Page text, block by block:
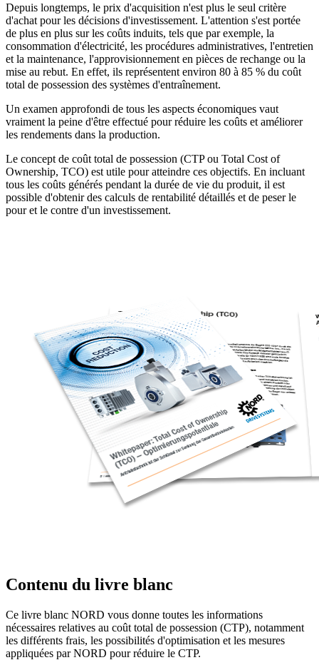
Depuis longtemps, le prix d'acquisition n'est plus le seul critère
d'achat pour les décisions d'investissement. L'attention s'est portée
de plus en plus sur les coûts induits, tels que par exemple, la
consommation d'électricité, les procédures administratives, l'entretien
et la maintenance, l'approvisionnement en pièces de rechange ou la
mise au rebut. En effet, ils représentent environ 80 à 85 % du coût
total de possession des systèmes d'entraînement.
Un examen approfondi de tous les aspects économiques vaut
vraiment la peine d'être effectué pour réduire les coûts et améliorer
les rendements dans la production.
Le concept de coût total de possession (CTP ou Total Cost of
Ownership, TCO) est utile pour atteindre ces objectifs. En incluant
tous les coûts générés pendant la durée de vie du produit, il est
possible d'obtenir des calculs de rentabilité détaillés et de peser le
pour et le contre d'un investissement.
Contenu du livre blanc
Ce livre blanc NORD vous donne toutes les informations
nécessaires relatives au coût total de possession (CTP), notamment
les différents frais, les possibilités d'optimisation et les mesures
appliquées par NORD pour réduire le CTP.